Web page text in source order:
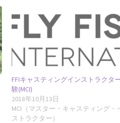
FFIキャスティングインストラクタ
験(MCI)
2018年10月13日
MCI（マスター・キャスティング・
ストラクター）